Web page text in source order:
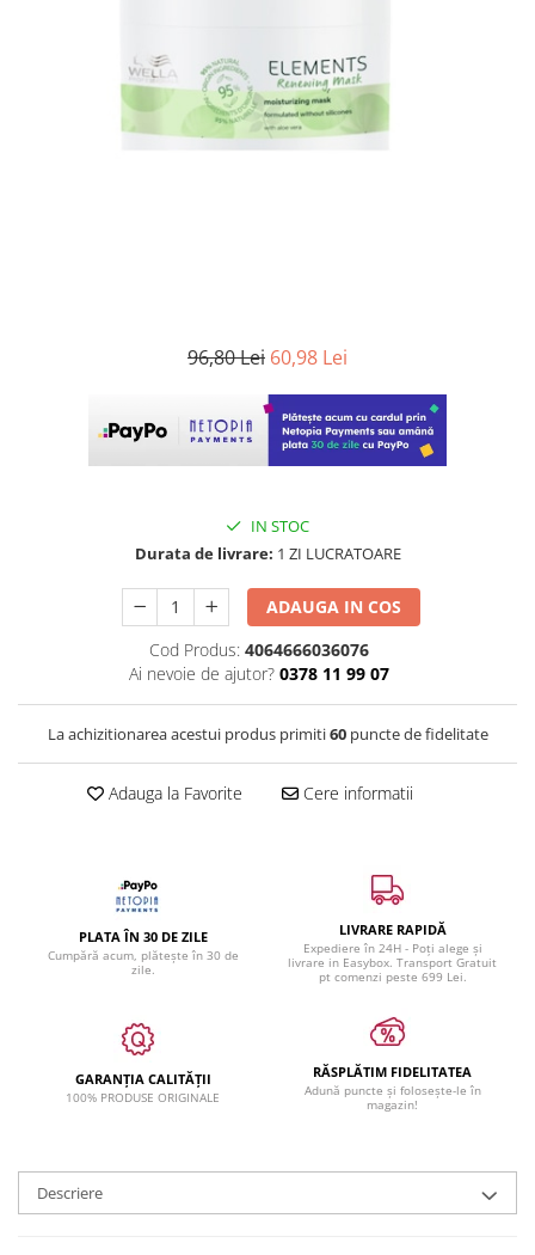
96,80 Lei 60,98 Lei
IN STOC
Durata de livrare: 1 ZI LUCRATOARE
ADAUGA IN COS
Cod Produs: 4064666036076
Ai nevoie de ajutor? 0378 11 99 07
La achizitionarea acestui produs primiti60puncte de fidelitate
Adauga la Favorite Cere informatii
PLATA ÎN 30 DE ZILE
Cumpără acum, plătește în 30 de
zile.
LIVRARE RAPIDĂ
Expediere în 24H - Poți alege și
livrare in Easybox. Transport Gratuit
pt comenzi peste 699 Lei.
GARANȚIA CALITĂȚII
100% PRODUSE ORIGINALE
RĂSPLĂTIM FIDELITATEA
Adună puncte și folosește-le în
magazin!
Descriere